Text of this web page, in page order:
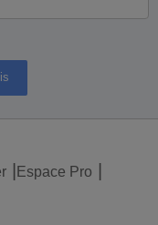
Espace Pro